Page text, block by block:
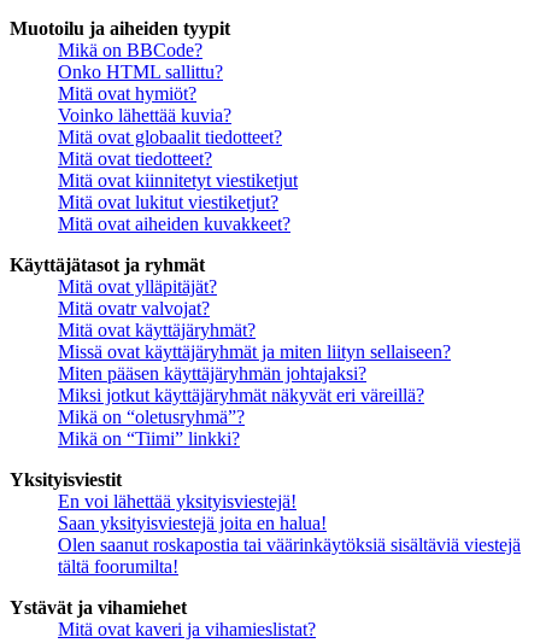
Muotoilu ja aiheiden tyypit
Mikä on BBCode?
Onko HTML sallittu?
Mitä ovat hymiöt?
Voinko lähettää kuvia?
Mitä ovat globaalit tiedotteet?
Mitä ovat tiedotteet?
Mitä ovat kiinnitetyt viestiketjut
Mitä ovat lukitut viestiketjut?
Mitä ovat aiheiden kuvakkeet?
Käyttäjätasot ja ryhmät
Mitä ovat ylläpitäjät?
Mitä ovatr valvojat?
Mitä ovat käyttäjäryhmät?
Missä ovat käyttäjäryhmät ja miten liityn sellaiseen?
Miten pääsen käyttäjäryhmän johtajaksi?
Miksi jotkut käyttäjäryhmät näkyvät eri väreillä?
Mikä on “oletusryhmä”?
Mikä on “Tiimi” linkki?
Yksityisviestit
En voi lähettää yksityisviestejä!
Saan yksityisviestejä joita en halua!
Olen saanut roskapostia tai väärinkäytöksiä sisältäviä viestejä
tältä foorumilta!
Ystävät ja vihamiehet
Mitä ovat kaveri ja vihamieslistat?